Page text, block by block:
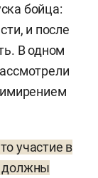
бойца:
и после
В одном
участие в
должны